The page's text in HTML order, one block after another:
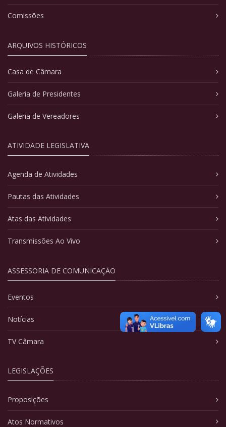
Comissões
ARQUIVOS HISTÓRICOS
Casa de Câmara
Galeria de Presidentes
Galeria de Vereadores
ATIVIDADE LEGISLATIVA
Agenda de Atividades
Pautas das Atividades
Atas das Atividades
Transmissões Ao Vivo
ASSESSORIA DE COMUNICAÇÃO
Eventos
Notícias
TV Câmara
LEGISLAÇÕES
Proposições
Atos Normativos